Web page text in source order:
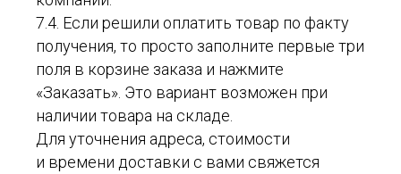
7.4. Если решили оплатить товар по факту
получения, то просто заполните первые три
поля в корзине заказа и нажмите
«Заказать». Это вариант возможен при
наличии товара на складе.
Для уточнения адреса, стоимости
и времени доставки с вами свяжется